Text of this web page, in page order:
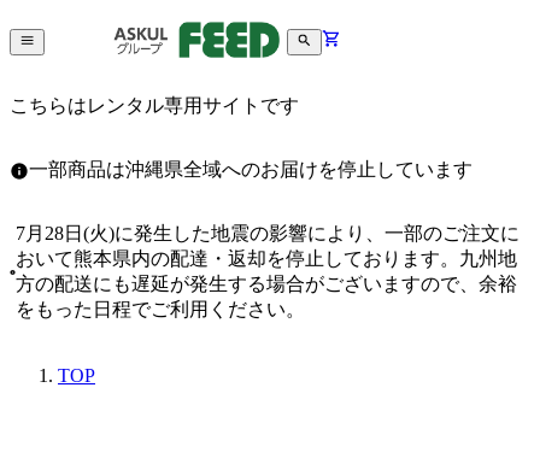
こちらはレンタル専用サイトです
一部商品は沖縄県全域へのお届けを停止しています
7月28日(火)に発生した地震の影響により、一部のご注文に
おいて熊本県内の配達・返却を停止しております。九州地
方の配送にも遅延が発生する場合がございますので、余裕
をもった日程でご利用ください。
TOP